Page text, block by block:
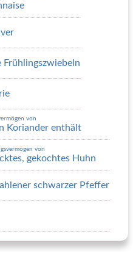
Frühlingszwiebeln
von
Koriander enthält
von
gekochtes Huhn
schwarzer Pfeffer